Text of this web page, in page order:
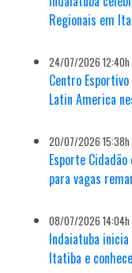
Regionais em
24/07/2026 12:40h
Centro
Latin America
20/07/2026 15:38h
Esporte
para vagas
08/07/2026 14:04h
Indaiatuba
Itatiba e